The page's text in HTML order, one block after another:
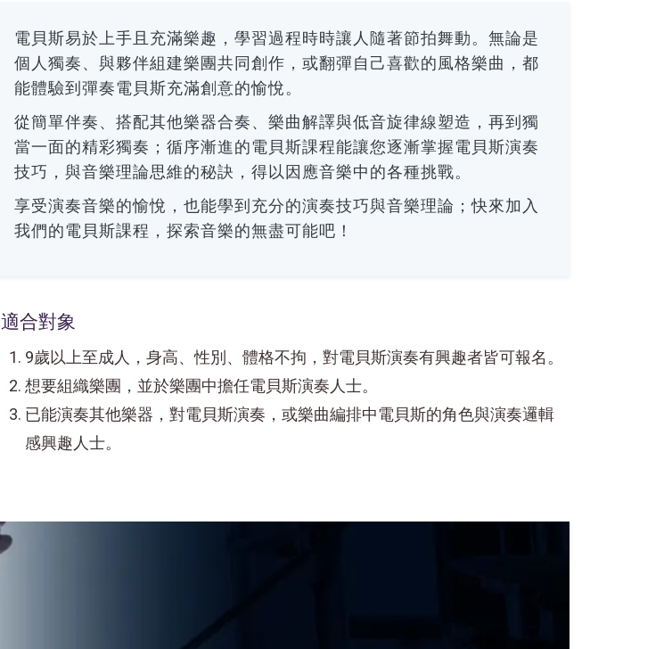
電貝斯易於上手且充滿樂趣，學習過程時時讓人隨著節拍舞動。無論是
個人獨奏、與夥伴組建樂團共同創作，或翻彈自己喜歡的風格樂曲，都
能體驗到彈奏電貝斯充滿創意的愉悅。
從簡單伴奏、搭配其他樂器合奏、樂曲解譯與低音旋律線塑造，再到獨
當一面的精彩獨奏；循序漸進的電貝斯課程能讓您逐漸掌握電貝斯演奏
技巧，與音樂理論思維的秘訣，得以因應音樂中的各種挑戰。
享受演奏音樂的愉悅，也能學到充分的演奏技巧與音樂理論；快來加入
我們的電貝斯課程，探索音樂的無盡可能吧！
適合對象
9歲以上至成人，身高、性別、體格不拘，對電貝斯演奏有興趣者皆可報名。
想要組織樂團，並於樂團中擔任電貝斯演奏人士。
已能演奏其他樂器，對電貝斯演奏，或樂曲編排中電貝斯的角色與演奏邏輯
感興趣人士。